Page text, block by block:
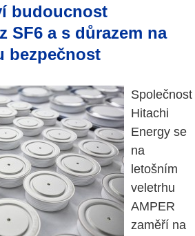
budoucnost
SF6 a s důrazem na
bezpečnost
Společnost
Hitachi
Energy se
na
letošním
veletrhu
AMPER
zaměří na